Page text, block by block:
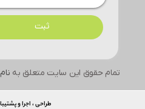
تمام حقوق این سایت متعلق به
ثبت
طراحی ، اجرا و